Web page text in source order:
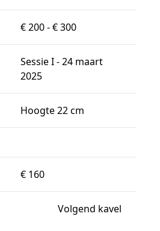
€ 200 - € 300
Sessie I - 24 maart
2025
Hoogte 22 cm
€ 160
Volgend kavel